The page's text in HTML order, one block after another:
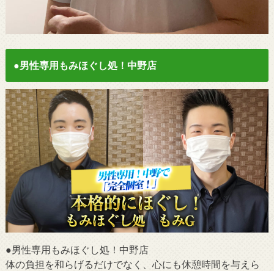
●男性専用もみほぐし処！中野店
●男性専用もみほぐし処！中野店
体の負担を和らげるだけでなく、心にも休憩時間を与えら